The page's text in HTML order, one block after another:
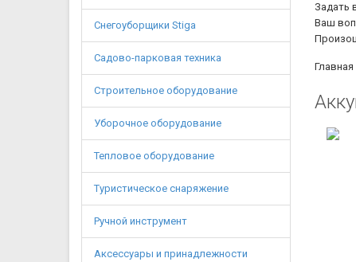
Снегоуборщики Stiga
Садово-парковая техника
Строительное оборудование
Уборочное оборудование
Тепловое оборудование
Туристическое снаряжение
Ручной инструмент
Аксессуары и принадлежности
Задать
Ваш
Главная